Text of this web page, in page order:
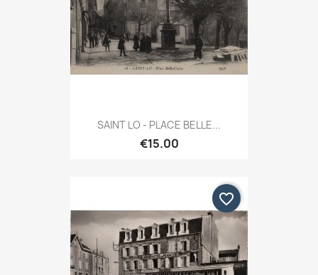
SAINT LO - PLACE BELLE...
€15.00
favorite_border